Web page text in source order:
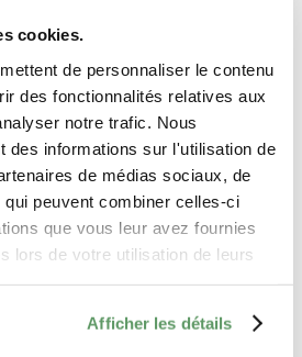
cookies.
de personnaliser le contenu
des fonctionnalités relatives aux
notre trafic. Nous
des informations sur l'utilisation de
de médias sociaux, de
peuvent combiner celles-ci
que vous leur avez fournies
lors de votre utilisation de leurs
Afficher les détails